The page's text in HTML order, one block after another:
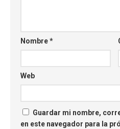
Nombre*
Web
Guardar mi nombre,
en este navegador para la